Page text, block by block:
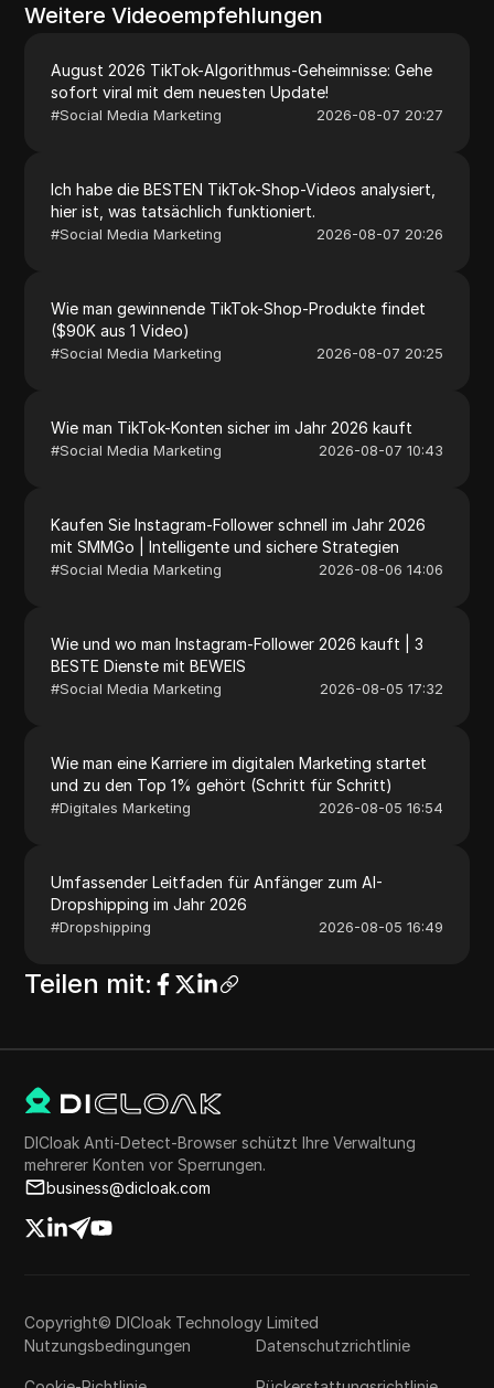
Weitere Videoempfehlungen
August 2026 TikTok-Algorithmus-Geheimnisse: Gehe
sofort viral mit dem neuesten Update!
#Social Media Marketing 2026-08-07 20:27
Ich habe die BESTEN TikTok-Shop-Videos analysiert,
hier ist, was tatsächlich funktioniert.
#Social Media Marketing 2026-08-07 20:26
Wie man gewinnende TikTok-Shop-Produkte findet
($90K aus 1 Video)
#Social Media Marketing 2026-08-07 20:25
Wie man TikTok-Konten sicher im Jahr 2026 kauft
#Social Media Marketing 2026-08-07 10:43
Kaufen Sie Instagram-Follower schnell im Jahr 2026
mit SMMGo | Intelligente und sichere Strategien
#Social Media Marketing 2026-08-06 14:06
Wie und wo man Instagram-Follower 2026 kauft | 3
BESTE Dienste mit BEWEIS
#Social Media Marketing 2026-08-05 17:32
Wie man eine Karriere im digitalen Marketing startet
und zu den Top 1% gehört (Schritt für Schritt)
#Digitales Marketing 2026-08-05 16:54
Umfassender Leitfaden für Anfänger zum AI-
Dropshipping im Jahr 2026
#Dropshipping 2026-08-05 16:49
Teilen mit:
DICloak Anti-Detect-Browser schützt Ihre Verwaltung
mehrerer Konten vor Sperrungen.
business@dicloak.com
Copyright© DICloak Technology Limited
Nutzungsbedingungen
Datenschutzrichtlinie